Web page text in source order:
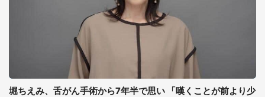
堀ちえみ、舌がん手術から7年半で思い 「嘆くことが前より少